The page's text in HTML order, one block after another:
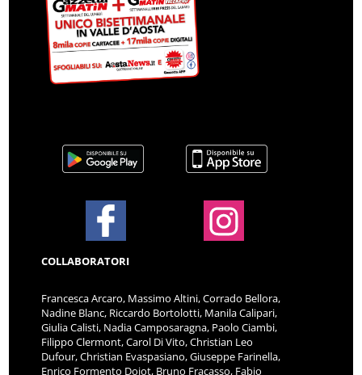
COLLABORATORI
Francesca Arcaro, Massimo Altini, Corrado Bellora,
Nadine Blanc, Riccardo Bortolotti, Manila Calipari,
Giulia Calisti, Nadia Camposaragna, Paolo Ciambi,
Filippo Clermont, Carol Di Vito, Christian Leo
Dufour, Christian Evaspasiano, Giuseppe Farinella,
Enrico Formento Dojot, Bruno Fracasso, Fabio